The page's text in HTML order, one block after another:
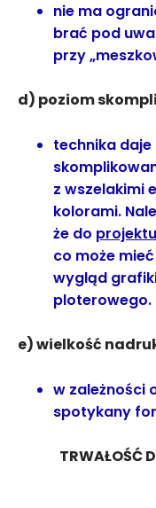
nie ma
brać pod
przy
d) poziom
technika
z wszelakimi
kolorami.
że do projektu
co może
wygląd
ploterowego.
e) wielkość
w zależności
spotykany
TRWAŁOŚĆ